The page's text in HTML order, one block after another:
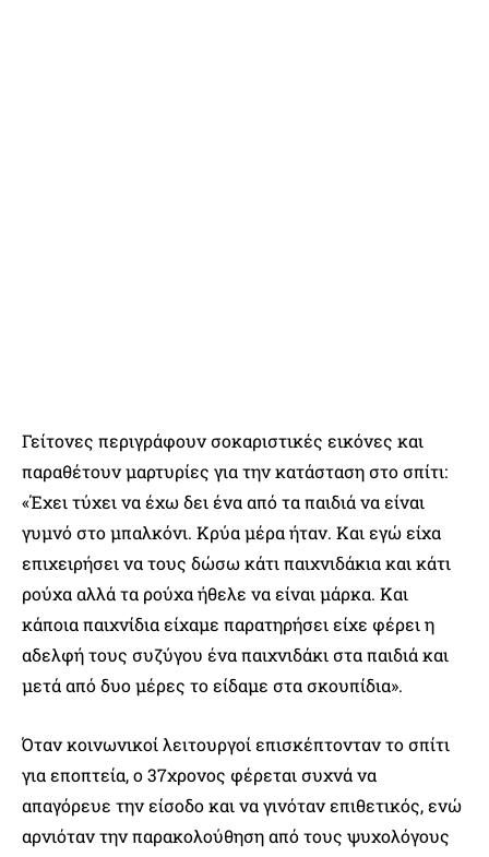
Γείτονες περιγράφουν σοκαριστικές εικόνες και
παραθέτουν μαρτυρίες για την κατάσταση στο σπίτι:
«Έχει τύχει να έχω δει ένα από τα παιδιά να είναι
γυμνό στο μπαλκόνι. Κρύα μέρα ήταν. Και εγώ είχα
επιχειρήσει να τους δώσω κάτι παιχνιδάκια και κάτι
ρούχα αλλά τα ρούχα ήθελε να είναι μάρκα. Και
κάποια παιχνίδια είχαμε παρατηρήσει είχε φέρει η
αδελφή τους συζύγου ένα παιχνιδάκι στα παιδιά και
μετά από δυο μέρες το είδαμε στα σκουπίδια».
Όταν κοινωνικοί λειτουργοί επισκέπτονταν το σπίτι
για εποπτεία, ο 37χρονος φέρεται συχνά να
απαγόρευε την είσοδο και να γινόταν επιθετικός, ενώ
αρνιόταν την παρακολούθηση από τους ψυχολόγους